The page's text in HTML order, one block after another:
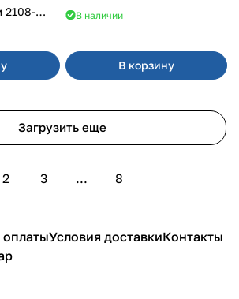
В наличии
В корзину
Загрузить еще
2 3 ... 8
оплатыУсловия доставкиКонтакты